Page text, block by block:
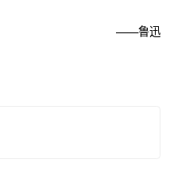
——鲁迅